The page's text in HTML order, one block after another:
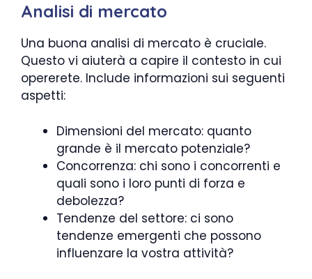
Analisi di mercato
Una buona analisi di mercato è cruciale.
Questo vi aiuterà a capire il contesto in cui
opererete. Include informazioni sui seguenti
aspetti:
Dimensioni del mercato: quanto
grande è il mercato potenziale?
Concorrenza: chi sono i concorrenti e
quali sono i loro punti di forza e
debolezza?
Tendenze del settore: ci sono
tendenze emergenti che possono
influenzare la vostra attività?